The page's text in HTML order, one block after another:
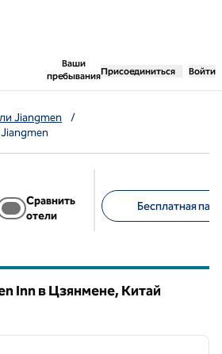
Ваши
пребывания
,открывается новая
Присоединиться Войти
Jiangmen
/
Сравнить
отели
Бесплатная
Inn в Цзянмене, Китай